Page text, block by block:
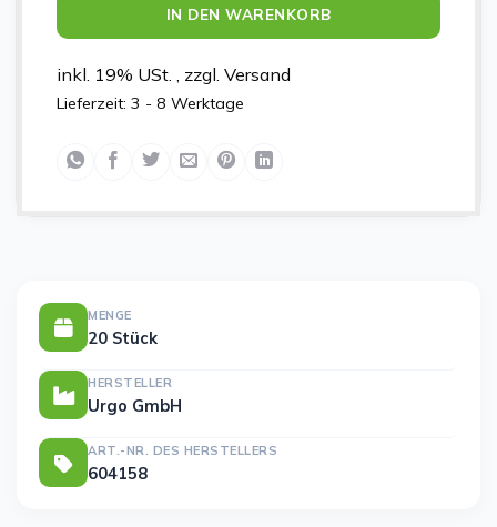
IN DEN WARENKORB
inkl. 19% USt. , zzgl. Versand
Lieferzeit: 3 - 8 Werktage
MENGE
20 Stück
HERSTELLER
Urgo GmbH
ART.-NR. DES HERSTELLERS
604158